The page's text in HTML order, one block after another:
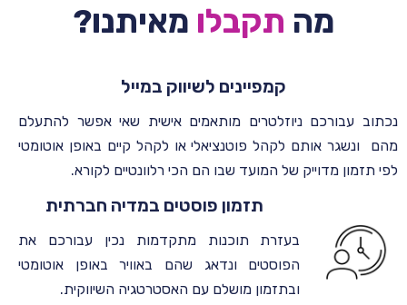
מה תקבלו מאיתנו?
קמפיינים לשיווק במייל
נכתוב עבורכם ניוזלטרים מותאמים אישית שאי אפשר להתעלם
מהם ונשגר אותם לקהל פוטנציאלי או לקהל קיים באופן אוטומטי
לפי תזמון מדוייק של המועד שבו הם הכי רלוונטיים לקורא.
תזמון פוסטים במדיה חברתית
בעזרת תוכנות מתקדמות נכין עבורכם את
הפוסטים ונדאג שהם באוויר באופן אוטומטי
ובתזמון מושלם עם האסטרטגיה השיווקית.